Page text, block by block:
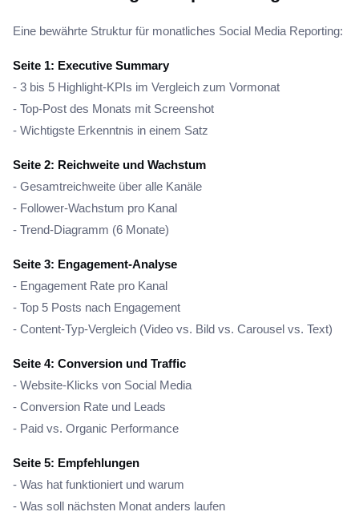
Eine bewährte Struktur für monatliches Social Media Reporting:
Seite 1: Executive Summary
- 3 bis 5 Highlight-KPIs im Vergleich zum Vormonat
- Top-Post des Monats mit Screenshot
- Wichtigste Erkenntnis in einem Satz
Seite 2: Reichweite und Wachstum
- Gesamtreichweite über alle Kanäle
- Follower-Wachstum pro Kanal
- Trend-Diagramm (6 Monate)
Seite 3: Engagement-Analyse
- Engagement Rate pro Kanal
- Top 5 Posts nach Engagement
- Content-Typ-Vergleich (Video vs. Bild vs. Carousel vs. Text)
Seite 4: Conversion und Traffic
- Website-Klicks von Social Media
- Conversion Rate und Leads
- Paid vs. Organic Performance
Seite 5: Empfehlungen
- Was hat funktioniert und warum
- Was soll nächsten Monat anders laufen